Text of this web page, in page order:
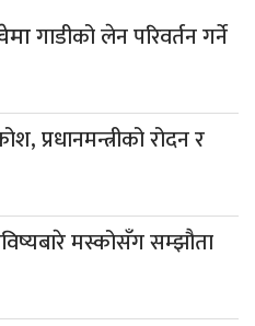
गाडीको लेन परिवर्तन गर्ने
प्रधानमन्त्रीको रोदन र
मस्कोसँग सम्झौता